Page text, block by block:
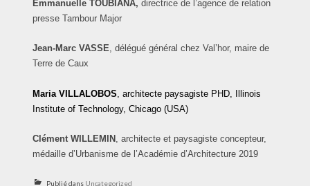
Emmanuelle TOUBIANA, directrice de l’agence de relation
presse Tambour Major
Jean-Marc VASSE, délégué général chez Val’hor, maire de
Terre de Caux
Maria VILLALOBOS , architecte paysagiste PHD, Illinois
Institute of Technology, Chicago (USA)
Clément WILLEMIN , architecte et paysagiste concepteur,
médaille d’Urbanisme de l’Académie d’Architecture 2019
Publié dans Uncategorized